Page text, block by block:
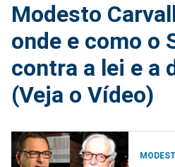
Modesto
onde e como o
contra a lei e a
(Veja o Vídeo)